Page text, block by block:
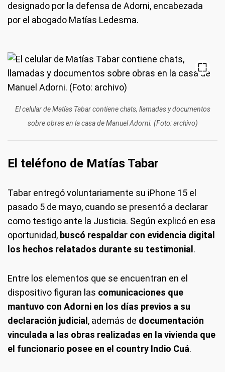
designado por la defensa de Adorni, encabezada
por el abogado Matías Ledesma.
El celular de Matías Tabar contiene chats, llamadas y documentos
sobre obras en la casa de Manuel Adorni. (Foto: archivo)
El teléfono de Matías Tabar
Tabar entregó voluntariamente su iPhone 15 el
pasado 5 de mayo, cuando se presentó a declarar
como testigo ante la Justicia. Según explicó en esa
oportunidad, buscó respaldar con evidencia digital
los hechos relatados durante su testimonial .
Entre los elementos que se encuentran en el
dispositivo figuran las comunicaciones que
mantuvo con Adorni en los días previos a su
declaración judicial , además de documentación
vinculada a las obras realizadas en la vivienda que
el funcionario posee en el country Indio Cuá.